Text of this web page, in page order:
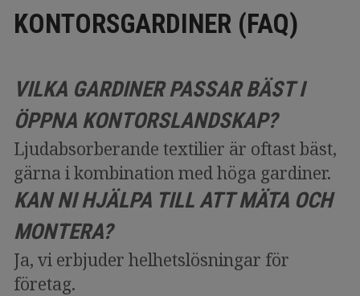
KONTORSGARDINER (FAQ)
VILKA GARDINER PASSAR BÄST I
ÖPPNA KONTORSLANDSKAP?
Ljudabsorberande textilier är oftast bäst,
gärna i kombination med höga gardiner.
KAN NI HJÄLPA TILL ATT MÄTA OCH
MONTERA?
Ja, vi erbjuder helhetslösningar för
företag.